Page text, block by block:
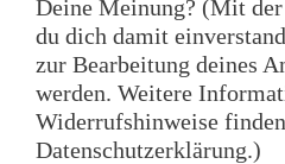
Deine Meinung? (Mit
du dich damit
zur Bearbeitung deines
werden. Weitere
Widerrufshinweise
Datenschutzerklärung.)